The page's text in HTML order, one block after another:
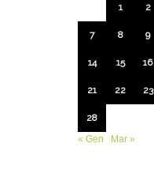
1 2
7 8 9
14 15 16
21 22 23
28
« Gen
Mar »